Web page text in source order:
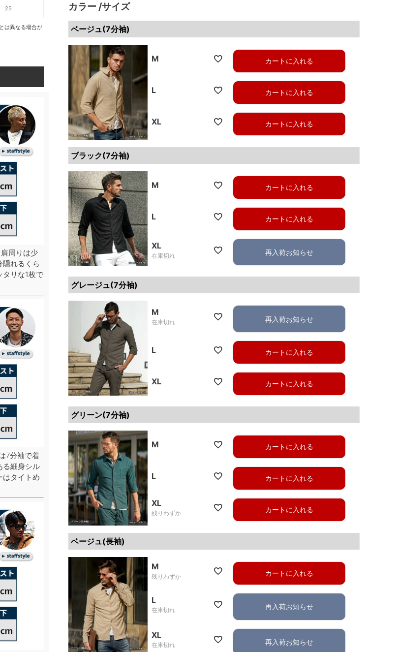
25
は異なる場合が
周りは少
隠れるくら
タリな1枚で
7分袖で着
る細身シル
はタイトめ
カラー サイズ
ベージュ(7分袖)
M カートに入れる
L カートに入れる
XL カートに入れる
ブラック(7分袖)
M カートに入れる
L カートに入れる
XL
在庫切れ 再入荷お知らせ
グレージュ(7分袖)
M
在庫切れ 再入荷お知らせ
L カートに入れる
XL カートに入れる
グリーン(7分袖)
M カートに入れる
L カートに入れる
XL
残りわずか カートに入れる
ベージュ(長袖)
M
残りわずか カートに入れる
L
在庫切れ 再入荷お知らせ
XL
在庫切れ 再入荷お知らせ